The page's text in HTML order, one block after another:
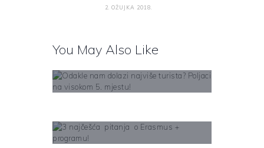
2. OŽUJKA 2018.
You May Also Like
najviše turista? Poljaci
na visokom 5. mjestu!
Learn More